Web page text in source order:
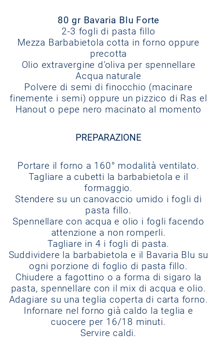
80 gr Bavaria Blu Forte
2-3 fogli di pasta fillo
Mezza Barbabietola cotta in forno oppure
precotta
Olio extravergine d’oliva per spennellare
Acqua naturale
Polvere di semi di finocchio (macinare
finemente i semi) oppure un pizzico di Ras el
Hanout o pepe nero macinato al momento
PREPARAZIONE
Portare il forno a 160° modalità ventilato.
Tagliare a cubetti la barbabietola e il
formaggio.
Stendere su un canovaccio umido i fogli di
pasta fillo.
Spennellare con acqua e olio i fogli facendo
attenzione a non romperli.
Tagliare in 4 i fogli di pasta.
Suddividere la barbabietola e il Bavaria Blu su
ogni porzione di foglio di pasta fillo.
Chiudere a fagottino o a forma di sigaro la
pasta, spennellare con il mix di acqua e olio.
Adagiare su una teglia coperta di carta forno.
Infornare nel forno già caldo la teglia e
cuocere per 16/18 minuti.
Servire caldi.